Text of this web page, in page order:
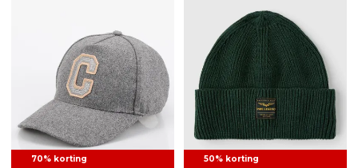
70% korting 50% korting